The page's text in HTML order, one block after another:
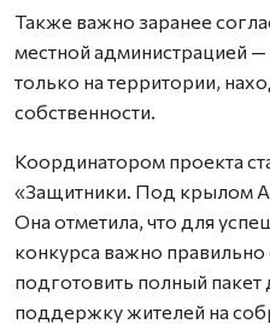
Также важно заранее
местной администрацией
только на территории,
собственности.
Координатором проекта
«Защитники. Под крылом
Она отметила, что для
конкурса важно
подготовить полный пакет
поддержку жителей на